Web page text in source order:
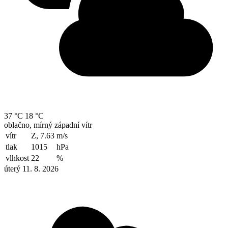
37 °C 18 °C
oblačno, mírný západní vítr
vítr
Z, 7.63 m/s
tlak
1015
hPa
vlhkost 22
%
úterý 11. 8. 2026